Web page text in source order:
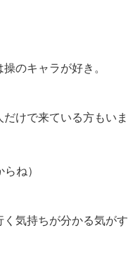
のキャラが好き。
けで来ている方もいま
ね）
気持ちが分かる気がす